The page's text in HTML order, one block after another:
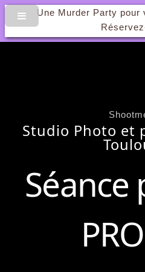
Une Murder Party pour
Studio Photo et